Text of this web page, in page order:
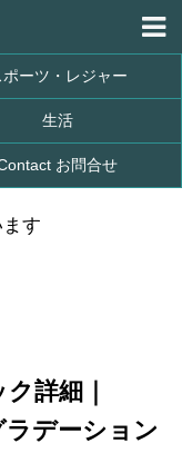
ポーツ・レジャー
生活
お問合せ
す
詳細｜
デーション